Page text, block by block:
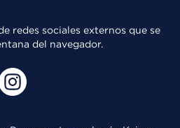
redes sociales externos que se
del navegador.